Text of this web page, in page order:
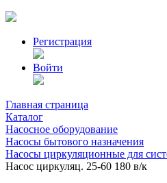
Регистрация
Войти
Главная страница
Каталог
Насосное оборудование
Насосы бытового назначения
Насосы циркуляционные для
Насос циркуляц. 25-60 180 в/к